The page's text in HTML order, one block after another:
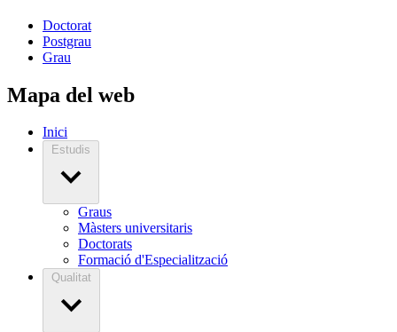
Doctorat
Postgrau
Grau
Mapa del web
Inici
Estudis
Graus
Màsters universitaris
Doctorats
Formació d'Especialització
Qualitat